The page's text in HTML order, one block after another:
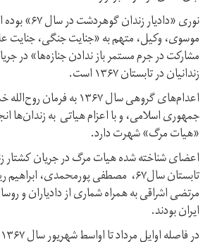
نوری «دادیار
موسوی، وکیل، متهم به «جنایت جنگی،‌ جنایت
مشارکت در جرم مستمر باز ندادن جنازه‌ها» در
زندانیان در تابستان ۱۳۶۷ است.
اعدام‌های گروهی سال ۱۳۶۷ به
جمهوری اسلامی، و با اعزام هیاتی به زندان‌ها
«هیات مرگ» شهرت دارد.
اعضای شناخته شده هیات مرگ در جریان کشتار
تابستان سال۶۷، مصطفی پورمحمدی،
مرتضی اشراقی به همراه شماری از دادیاران و
ایران بودند.